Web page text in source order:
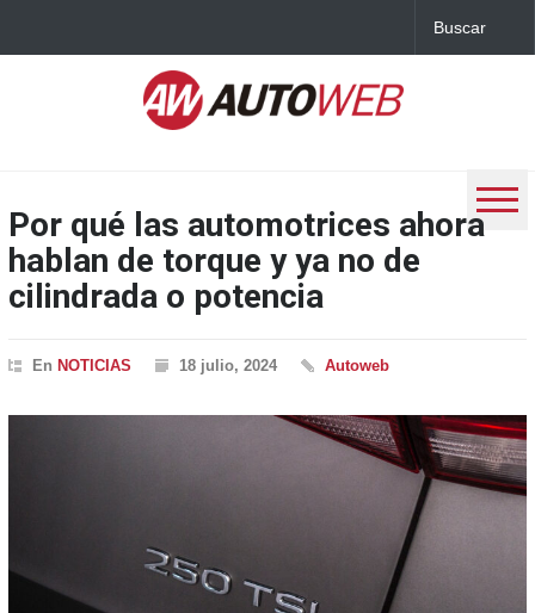
Por qué las automotrices ahora
hablan de torque y ya no de
cilindrada o potencia
En NOTICIAS 18 julio, 2024 Autoweb